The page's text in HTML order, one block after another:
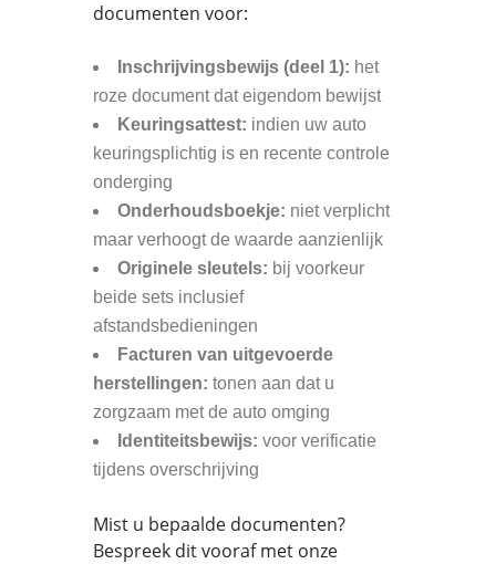
documenten voor:
Inschrijvingsbewijs (deel 1): het
roze document dat eigendom bewijst
Keuringsattest: indien uw auto
keuringsplichtig is en recente controle
onderging
Onderhoudsboekje: niet verplicht
maar verhoogt de waarde aanzienlijk
Originele sleutels: bij voorkeur
beide sets inclusief
afstandsbedieningen
Facturen van uitgevoerde
herstellingen: tonen aan dat u
zorgzaam met de auto omging
Identiteitsbewijs: voor verificatie
tijdens overschrijving
Mist u bepaalde documenten?
Bespreek dit vooraf met onze